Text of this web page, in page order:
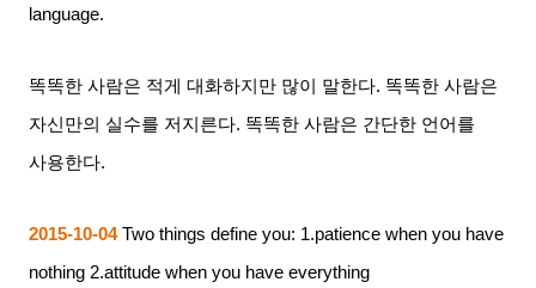
language.
똑똑한 사람은 적게 대화하지만 많이 말한다. 똑똑한 사람은
자신만의 실수를 저지른다. 똑똑한 사람은 간단한 언어를
사용한다.
2015-10-04 Two things define you: 1.patience when you have
nothing 2.attitude when you have everything